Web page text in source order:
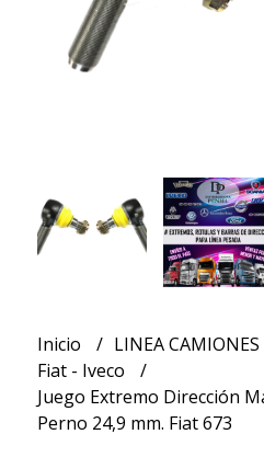
Inicio
LINEA CAMIONES
Fiat - Iveco
Juego Extremo Dirección
Perno 24,9 mm. Fiat 673